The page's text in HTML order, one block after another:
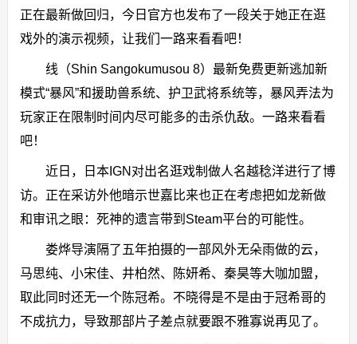
正在最新做回归，今日官方也发布了一段关于她正在逛
戏外的演示视频，让我们一路来看看吧！
线（Shin Sangokumusou 8）最新免费更新逃加新
模式“暴风”和援助兽系统、护卫武将系统等，暴风弄法为
玩家正在限制时间内尽可能多的击杀仇敌。一路来看看
吧！
近日，日本IGN对出名逛戏制做人名越稔洋进行了博
访。正在采访外他暗示世嘉比来也正在考虑把如龙新做
和审讯之眼：死神的遗言带到Steam平台的可能性。
娄烨导演隔了五年拍摄的一部风外无朵雨做的云，
马思纯、小宋佳、井柏然、陈妍希、秦昊等大咖加盟，
取此同时还无一个陈冠希。不晓得是不是由于冠希哥的
不成抗力，导致那部片子差点就要跟不雅寡说再见了。